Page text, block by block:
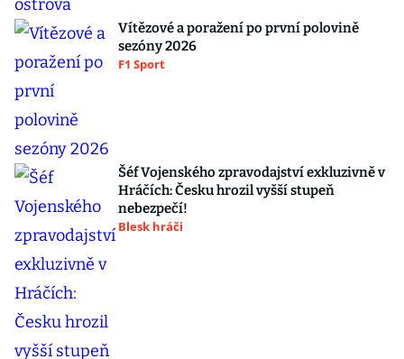
Vítězové a poražení po první polovině
sezóny 2026
F1 Sport
Šéf Vojenského zpravodajství exkluzivně v
Hráčích: Česku hrozil vyšší stupeň
nebezpečí!
Blesk hráči